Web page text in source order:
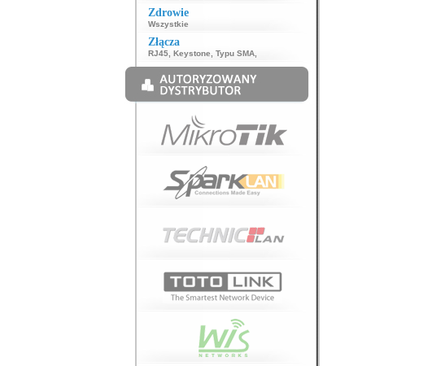
Zdrowie
Wszystkie
Złącza
RJ45, Keystone Typu SMA,